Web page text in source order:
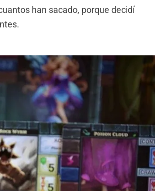
han sacado, porque decidí